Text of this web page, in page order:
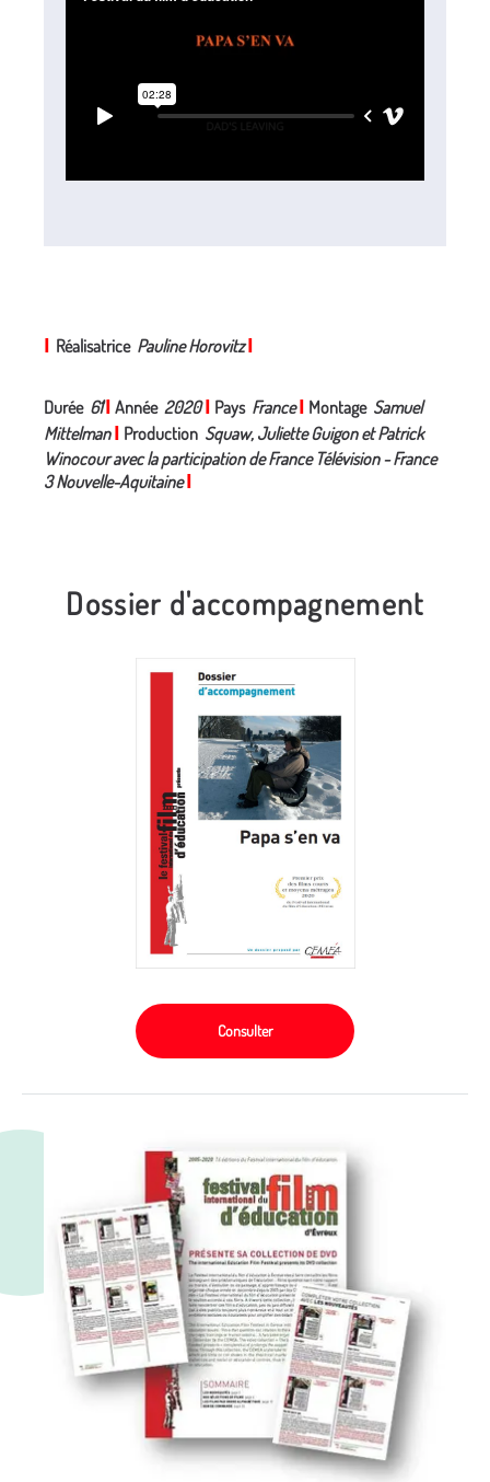
Réalisatrice Pauline Horovitz
Durée 61'I Année 2020 Pays France Montage Samuel
Mittelman
Production Squaw, Juliette Guigon et Patrick
Winocour avec la participation de France Télévision - France
3 Nouvelle-Aquitaine
Dossier d'accompagnement
Consulter